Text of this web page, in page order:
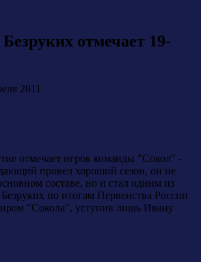
отмечает 19-
2011
отмечает игрок команды "Сокол" -
провел хороший сезон, он не
составе, но и стал одним из
по итогам Первенства России
"Сокола", уступив лишь Ивану